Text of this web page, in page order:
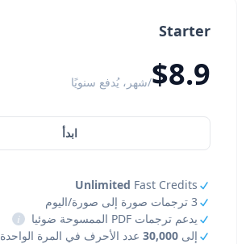
Starter
$8.9/شهر، يُدفع سنويًا
ابدأ
Unlimited Fast Credits
3 ترجمات صورة إلى صورة/اليوم
يدعم ترجمات PDF الممسوحة ضوئيا
i
إلى 30,000 عدد الأحرف في المرة الواحدة